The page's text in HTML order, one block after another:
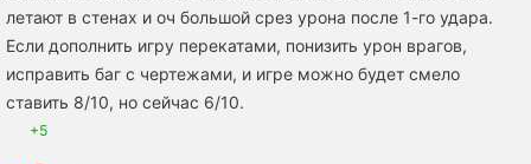
летают в стенах и оч большой срез урона после 1-го удара.
Если дополнить игру перекатами, понизить урон врагов,
исправить баг с чертежами, и игре можно будет смело
ставить 8/10, но сейчас 6/10.
+5